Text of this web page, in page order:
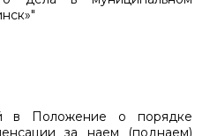
в Положение о порядке
за наем (поднаем)